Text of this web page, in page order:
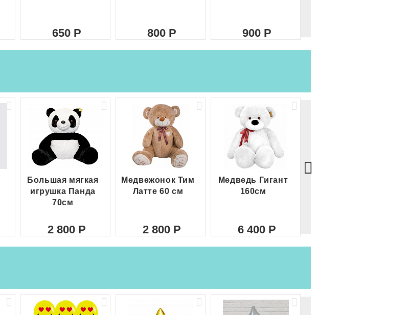
650 800 900
Большая мягкая
игрушка Панда
70см
2 800
Медвежонок Тим
Латте 60 см
2 800
Медведь Гигант
160см
6 400